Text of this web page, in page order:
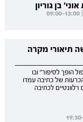
בן גוריון
תיאורי מקרה
הופך לסיפור" ובו
של כתיבה עמדו
לכתיבה